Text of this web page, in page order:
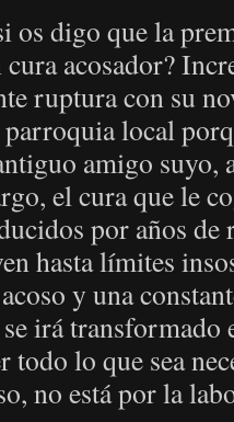
os digo que la
cura acosador?
ruptura con su
local
amigo suyo,
el cura que le
por años de
hasta límites
y una
irá
todo lo que sea
no está por la